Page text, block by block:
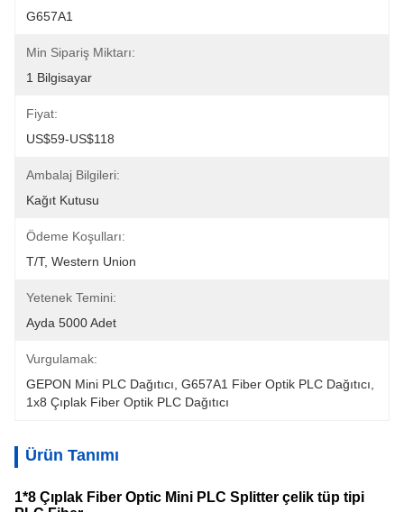
G657A1
Min Sipariş Miktarı:
1 Bilgisayar
Fiyat:
US$59-US$118
Ambalaj Bilgileri:
Kağıt Kutusu
Ödeme Koşulları:
T/T, Western Union
Yetenek Temini:
Ayda 5000 Adet
Vurgulamak:
GEPON Mini PLC Dağıtıcı G657A1 Fiber Optik PLC Dağıtıcı
1x8 Çıplak Fiber Optik PLC Dağıtıcı
Ürün Tanımı
1*8 Çıplak Fiber Optic Mini PLC Splitter çelik tüp tipi